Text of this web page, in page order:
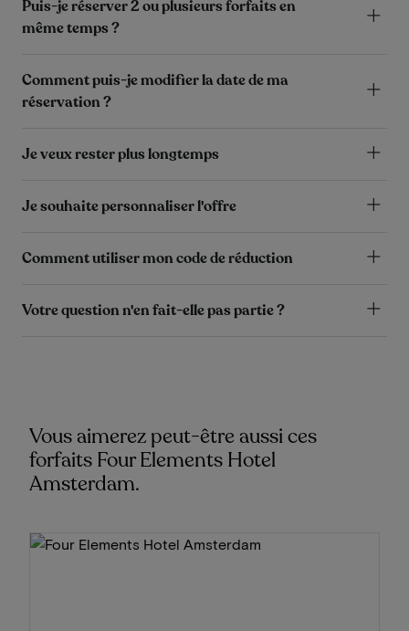
Puis-je réserver 2 ou plusieurs forfaits en
même temps ?
Comment puis-je modifier la date de ma
réservation ?
Je veux rester plus longtemps
Je souhaite personnaliser l'offre
Comment utiliser mon code de réduction
Votre question n'en fait-elle pas partie ?
Vous aimerez peut-être aussi ces
forfaits Four Elements Hotel
Amsterdam.